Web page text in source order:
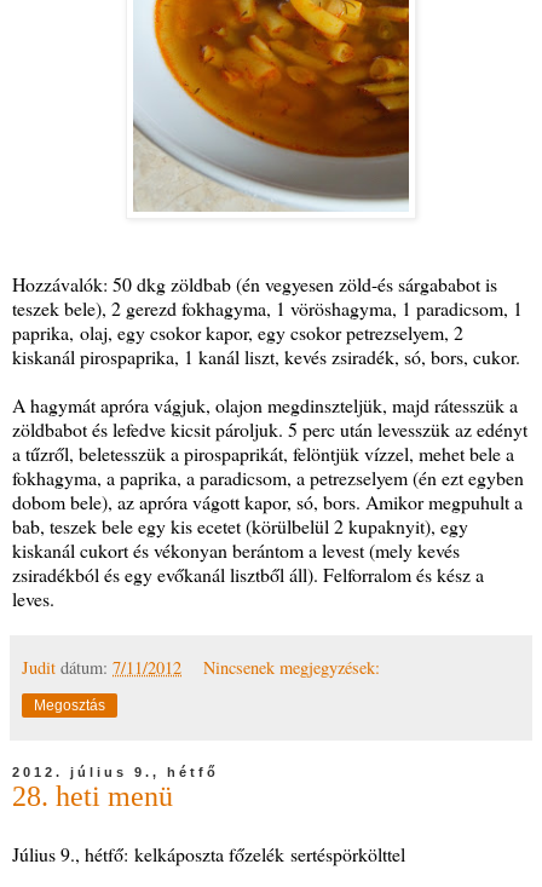
Hozzávalók: 50 dkg zöldbab (én vegyesen zöld-és sárgababot is
teszek bele), 2 gerezd fokhagyma, 1 vöröshagyma, 1 paradicsom, 1
paprika, olaj, egy csokor kapor, egy csokor petrezselyem, 2
kiskanál pirospaprika, 1 kanál liszt, kevés zsiradék, só, bors, cukor.
A hagymát apróra vágjuk, olajon megdinszteljük, majd rátesszük a
zöldbabot és lefedve kicsit pároljuk. 5 perc után levesszük az edényt
a tűzről, beletesszük a pirospaprikát, felöntjük vízzel, mehet bele a
fokhagyma, a paprika, a paradicsom, a petrezselyem (én ezt egyben
dobom bele), az apróra vágott kapor, só, bors. Amikor megpuhult a
bab, teszek bele egy kis ecetet (körülbelül 2 kupaknyit), egy
kiskanál cukort és vékonyan berántom a levest (mely kevés
zsiradékból és egy evőkanál lisztből áll). Felforralom és kész a
leves.
Judit dátum: 7/11/2012 Nincsenek megjegyzések:
Megosztás
2012. július 9., hétfő
28. heti menü
Július 9., hétfő: kelkáposzta főzelék sertéspörkölttel